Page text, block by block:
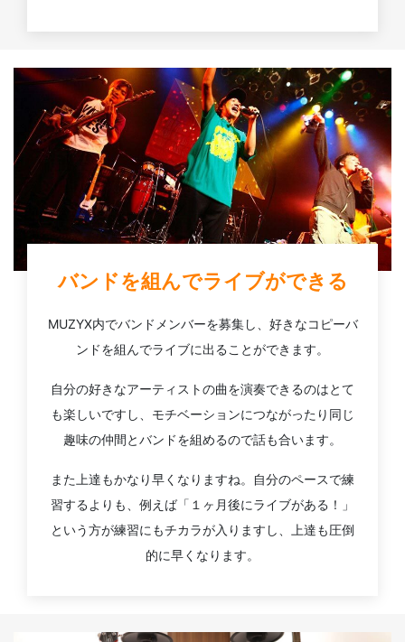
バンドを組んでライブができる
MUZYX内でバンドメンバーを募集し、好きなコピーバ
ンドを組んでライブに出ることができます。
自分の好きなアーティストの曲を演奏できるのはとて
も楽しいですし、モチベーションにつながったり同じ
趣味の仲間とバンドを組めるので話も合います。
また上達もかなり早くなりますね。自分のペースで練
習するよりも、例えば「１ヶ月後にライブがある！」
という方が練習にもチカラが入りますし、上達も圧倒
的に早くなります。